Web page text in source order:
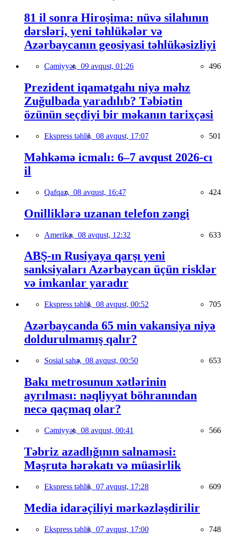
81 il sonra Hiroşima: nüvə silahının
dərsləri, yeni təhlükələr və
Azərbaycanın geosiyasi təhlükəsizliyi
Cəmiyyət, 09 avqust, 01:26 496
Prezident iqamətgahı niyə məhz
Zuğulbada yaradılıb? Təbiətin
özünün seçdiyi bir məkanın tarixçəsi
Ekspress təhlil, 08 avqust, 17:07 501
Məhkəmə icmalı: 6–7 avqust 2026-cı
il
Qafqaz, 08 avqust, 16:47 424
Onilliklərə uzanan telefon zəngi
Amerika, 08 avqust, 12:32 633
ABŞ-ın Rusiyaya qarşı yeni
sanksiyaları Azərbaycan üçün risklər
və imkanlar yaradır
Ekspress təhlil, 08 avqust, 00:52 705
Azərbaycanda 65 min vakansiya niyə
doldurulmamış qalır?
Sosial sahə, 08 avqust, 00:50 653
Bakı metrosunun xətlərinin
ayrılması: nəqliyyat böhranından
necə qaçmaq olar?
Cəmiyyət, 08 avqust, 00:41 566
Təbriz azadlığının salnaməsi:
Məşrutə hərəkatı və müasirlik
Ekspress təhlil, 07 avqust, 17:28 609
Media idarəçiliyi mərkəzləşdirilir
Ekspress təhlil, 07 avqust, 17:00 748